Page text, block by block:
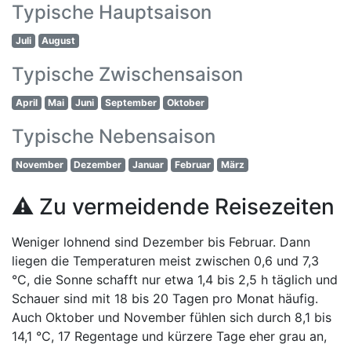
Typische Hauptsaison
Juli August
Typische Zwischensaison
April Mai Juni September Oktober
Typische Nebensaison
November Dezember Januar Februar März
⚠️ Zu vermeidende Reisezeiten
Weniger lohnend sind Dezember bis Februar. Dann
liegen die Temperaturen meist zwischen 0,6 und 7,3
°C, die Sonne schafft nur etwa 1,4 bis 2,5 h täglich und
Schauer sind mit 18 bis 20 Tagen pro Monat häufig.
Auch Oktober und November fühlen sich durch 8,1 bis
14,1 °C, 17 Regentage und kürzere Tage eher grau an,